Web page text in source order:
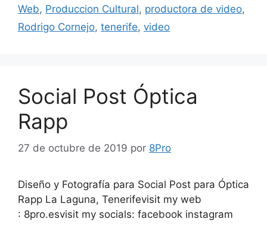
Web, Produccion Cultural, productora de video,
Rodrigo Cornejo, tenerife, video
Social Post Óptica
Rapp
27 de octubre de 2019 por 8Pro
Diseño y Fotografía para Social Post para Óptica
Rapp La Laguna, Tenerifevisit my web
: 8pro.esvisit my socials: facebook instagram